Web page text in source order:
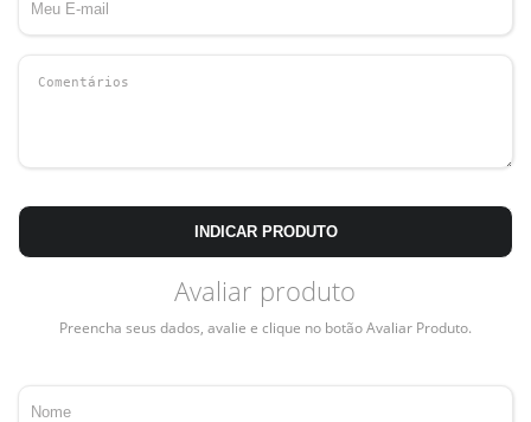
INDICAR PRODUTO
Avaliar produto
Preencha seus dados, avalie e clique no botão Avaliar Produto.